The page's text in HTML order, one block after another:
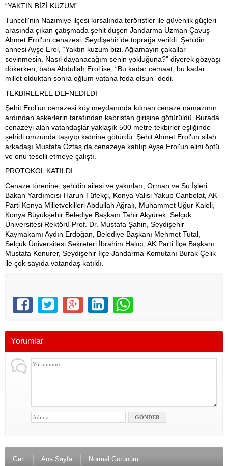
“YAKTIN BİZİ KUZUM”
Tunceli'nin Nazımiye ilçesi kırsalında teröristler ile güvenlik güçleri
arasında çıkan çatışmada şehit düşen Jandarma Uzman Çavuş
Ahmet Erol'un cenazesi, Seydişehir’de toprağa verildi. Şehidin
annesi Ayşe Erol, “Yaktın kuzum bizi. Ağlamayın çakallar
sevinmesin. Nasıl dayanacağım senin yokluğuna?" diyerek gözyaşı
dökerken, baba Abdullah Erol ise, “Bu kadar cemaat, bu kadar
millet olduktan sonra oğlum vatana feda olsun” dedi.
TEKBİRLERLE DEFNEDİLDİ
Şehit Erol’un cenazesi köy meydanında kılınan cenaze namazının
ardından askerlerin tarafından kabristan girişine götürüldü. Burada
cenazeyi alan vatandaşlar yaklaşık 500 metre tekbirler eşliğinde
şehidi omzunda taşıyıp kabrine götürdü. Şehit Ahmet Erol'un silah
arkadaşı Mustafa Öztaş da cenazeye katılıp Ayşe Erol'un elini öptü
ve onu teselli etmeye çalıştı.
PROTOKOL KATILDI
Cenaze törenine, şehidin ailesi ve yakınları, Orman ve Su İşleri
Bakan Yardımcısı Harun Tüfekçi, Konya Valisi Yakup Canbolat, AK
Parti Konya Milletvekilleri Abdullah Ağralı, Muhammet Uğur Kaleli,
Konya Büyükşehir Belediye Başkanı Tahir Akyürek, Selçuk
Üniversitesi Rektörü Prof. Dr. Mustafa Şahin, Seydişehir
Kaymakamı Aydın Erdoğan, Belediye Başkanı Mehmet Tutal,
Selçuk Üniversitesi Sekreteri İbrahim Halıcı, AK Parti İlçe Başkanı
Mustafa Konurer, Seydişehir İlçe Jandarma Komutanı Burak Çelik
ile çok sayıda vatandaş katıldı.
Yorumlar
Geri Ana Sayfa Normal Görünüm